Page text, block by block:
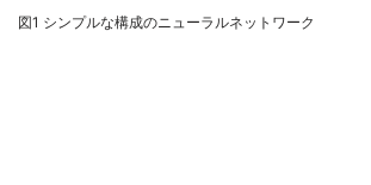
図1 シンプルな構成のニューラルネットワーク